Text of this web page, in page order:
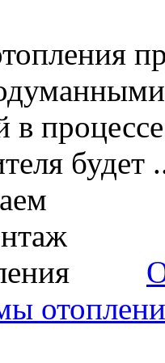
в
будет